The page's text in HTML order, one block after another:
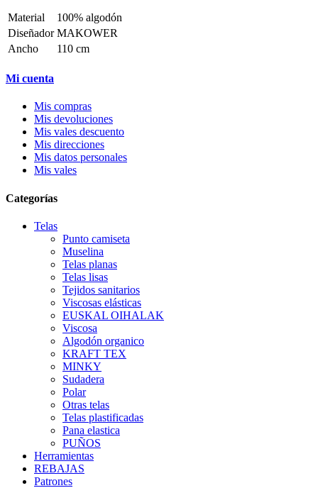
Material
100% algodón
Diseñador MAKOWER
Ancho
110 cm
Mi cuenta
Mis compras
Mis devoluciones
Mis vales descuento
Mis direcciones
Mis datos personales
Mis vales
Categorías
Telas
Punto camiseta
Muselina
Telas planas
Telas lisas
Tejidos sanitarios
Viscosas elásticas
EUSKAL OIHALAK
Viscosa
Algodón organico
KRAFT TEX
MINKY
Sudadera
Polar
Otras telas
Telas plastificadas
Pana elastica
PUÑOS
Herramientas
REBAJAS
Patrones